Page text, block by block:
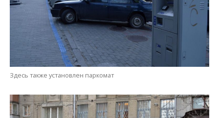
Здесь также установлен паркомат